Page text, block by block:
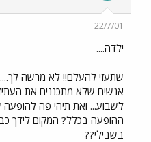
22/7/01
ילדה....
שתעזי להעלם!! לא מרשה לך....
אנשים שלא מתכננים את
לשבוע... ואת תיהי פה
ההופעה בכלל? המקום לידך
בשבילי??